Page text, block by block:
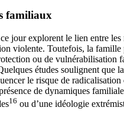
familiaux
ce jour explorent le lien entre
violente. Toutefois, la famille
ou de vulnérabilisation
études soulignent que
le risque de radicalisation
de dynamiques
16 ou d’une idéologie